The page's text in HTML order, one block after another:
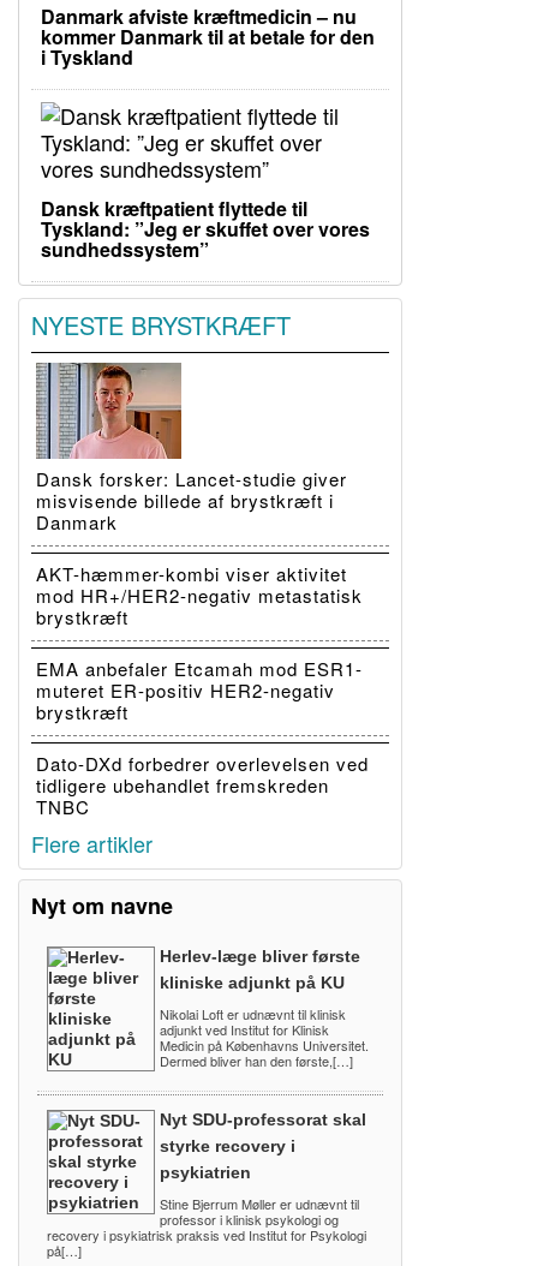
Danmark afviste kræftmedicin – nu
kommer Danmark til at betale for den
i Tyskland
Dansk kræftpatient flyttede til
Tyskland: ”Jeg er skuffet over vores
sundhedssystem”
NYESTE BRYSTKRÆFT
Dansk forsker: Lancet-studie giver
misvisende billede af brystkræft i
Danmark
AKT-hæmmer-kombi viser aktivitet
mod HR+/HER2-negativ metastatisk
brystkræft
EMA anbefaler Etcamah mod ESR1-
muteret ER-positiv HER2-negativ
brystkræft
Dato-DXd forbedrer overlevelsen ved
tidligere ubehandlet fremskreden
TNBC
Flere artikler
Nyt om navne
Herlev-læge bliver første
kliniske adjunkt på KU
Nikolai Loft er udnævnt til klinisk
adjunkt ved Institut for Klinisk
Medicin på Københavns Universitet.
Dermed bliver han den første,[…]
Nyt SDU-professorat skal
styrke recovery i
psykiatrien
Stine Bjerrum Møller er udnævnt til
professor i klinisk psykologi og
recovery i psykiatrisk praksis ved Institut for Psykologi
på[…]